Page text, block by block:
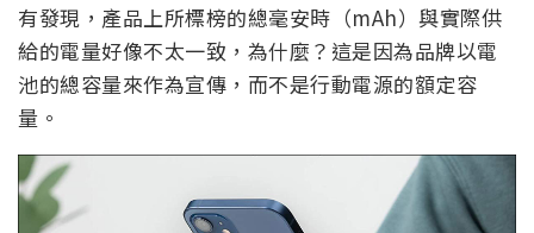
有發現，產品上所標榜的總毫安時（mAh）與實際供
給的電量好像不太一致，為什麼？這是因為品牌以電
池的總容量來作為宣傳，而不是行動電源的額定容
量。